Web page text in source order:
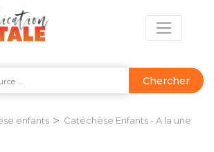
Chercher
enfants > Catéchèse Enfants - A la une